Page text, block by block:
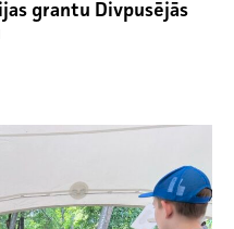
grantu Divpusējās